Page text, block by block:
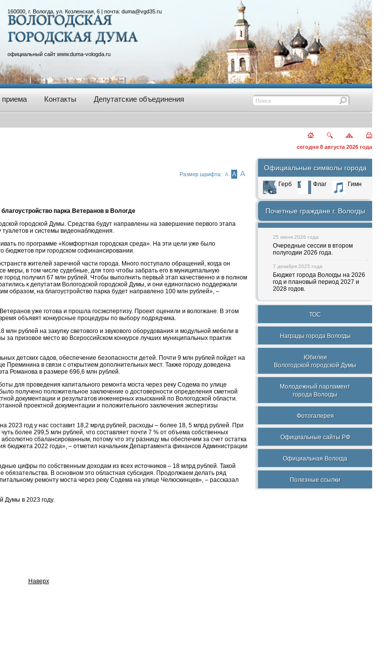
160000, г. Вологда, ул. Козленская, 6 | почта: duma@vgd35.ru
официальный сайт www.duma-vologda.ru
приема Контакты Депутатские объединения
сегодня 8 августа 2026 года
Размер шрифта: А А А
парка Ветеранов в Вологде
городской Думы. Средства будут направлены на завершение первого этапа
туалетов и системы видеонаблюдения.
по программе «Комфортная городская среда». На эти цели уже было
бюджетов при городском софинансировании.
жителей заречной части города. Много поступало обращений, когда он
меры, в том числе судебные, для того чтобы забрать его в муниципальную
получил 67 млн рублей. Чтобы выполнить первый этап качественно и в полном
к депутатам Вологодской городской Думы, и они единогласно поддержали
образом, на благоустройство парка будет направлено 100 млн рублей», –
уже готова и прошла госэкспертизу. Проект оценили и вологжане. В этом
объявят конкурсные процедуры по выбору подрядчика.
рублей на закупку светового и звукового оборудования и модульной мебели в
призовое место во Всероссийском конкурсе лучших муниципальных практик
детских садов, обеспечение безопасности детей. Почти 9 млн рублей пойдет на
Преминина в связи с открытием дополнительных мест. Также городу доведена
Романова в размере 696,6 млн рублей.
для проведения капитального ремонта моста через реку Содема по улице
получено положительное заключение о достоверности определения сметной
документации и результатов инженерных изысканий по Вологодской области.
проектной документации и положительного заключения экспертизы
год у нас составит 18,2 мрлд рублей, расходы – более 18, 5 млрд рублей. При
более 299,5 млн рублей, что составляет почти 7 % от объема собственных
сбалансированным, потому что эту разницу мы обеспечим за счет остатка
бюджета 2022 года», – отметил начальник Департамента финансов Администрации
цифры по собственным доходам из всех источников – 18 млрд рублей. Такой
В основном это областная субсидия. Продолжаем делать ряд
ремонту моста через реку Содема на улице Челюскинцев», – рассказал
Думы в 2023 году.
Наверх
Официальные символы города
Герб Флаг Гимн
Почетные граждане г. Вологды
25 июня 2026 года
Очередные сессии в втором
полугодии 2026 года.
7 декабря 2025 года
Бюджет города Вологды на 2026
год и плановый период 2027 и
2028 годов.
ТОС
Награды города Вологды
Юбилеи
Вологодской городской Думы
Молодежный парламент
города Вологды
Фотогалерея
Официальные сайты РФ
Официальная Вологда
Полезные ссылки